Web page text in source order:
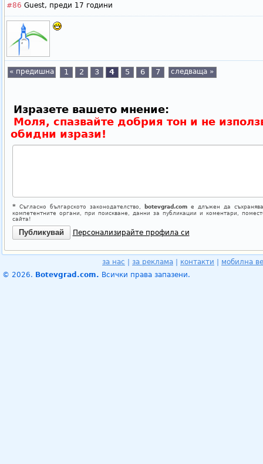
#86 Guest, преди 17 години
« предишна 1 2 3 4 5 6 7 следваща »
Изразете вашето мнение:
Моля, спазвайте добрия тон и не
обидни изрази!
*Съгласно българското законодателство, botevgrad.comе длъжен да
компетентните органи, при поискване, данни за публикации и коментари,
сайта!
Персонализирайте профила си
за нас за реклама контакти
мобилна
© 2026. Botevgrad.com. Всички права запазени.